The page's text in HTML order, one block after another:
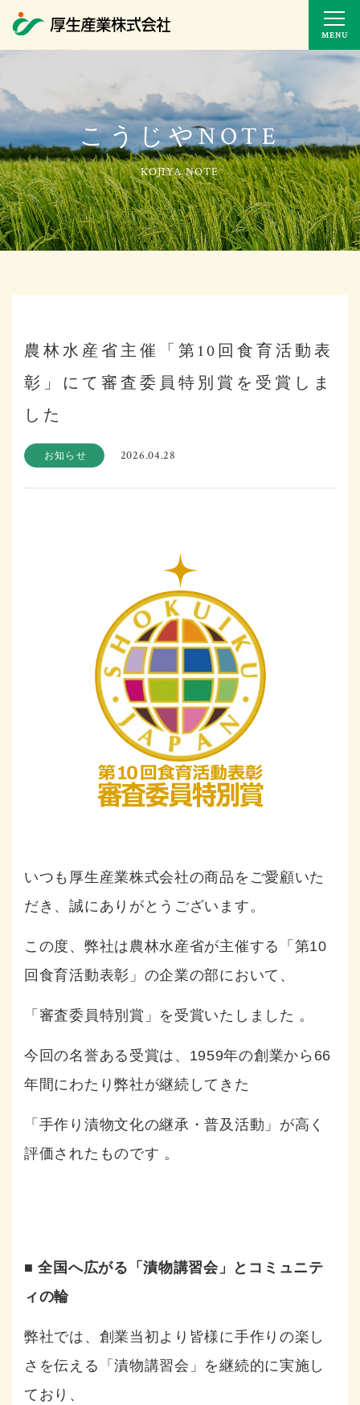
MENU
こうじやNOTE
農林水産省主催「第10回食育活動表
彰」にて審査委員特別賞を受賞しま
した
お知らせ 2026.04.28
いつも厚生産業株式会社の商品をご愛顧いた
だき、誠にありがとうございます。
この度、弊社は農林水産省が主催する「第10
回食育活動表彰」の企業の部において、
「審査委員特別賞」を受賞いたしました 。
今回の名誉ある受賞は、1959年の創業から66
年間にわたり弊社が継続してきた
「手作り漬物文化の継承・普及活動」が高く
評価されたものです 。
■ 全国へ広がる「漬物講習会」とコミュニテ
ィの輪
弊社では、創業当初より皆様に手作りの楽し
さを伝える「漬物講習会」を継続的に実施し
ており、